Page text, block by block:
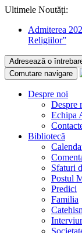
Ultimele Noutăți:
Admiterea
Religiilor”
Adresează o
Comutare navigare
Despre noi
Despre
Echipa
Bibliotecă
Sfaturi
Postul
Predici
Familia